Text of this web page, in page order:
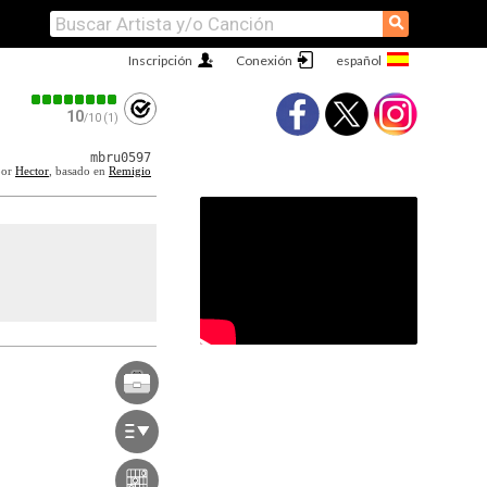
⚲
Conexión
Inscripción
10/10 (1)
mbru0597
Hector, basado en Remigio